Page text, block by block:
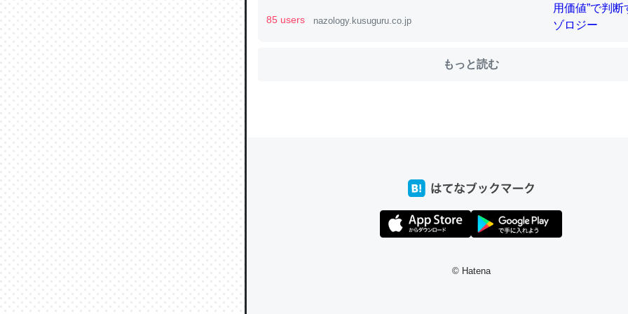
ウチもEchoを実家に置いて４年。でたまに覗いてる。ぼちぼちRingも置こうか
ちょうど同じ理由でEcho Show 8を設定中でした。PrimeとかSpotifyを支払う
きる。一生で親と会える残り時間を日数にすると1週間とかの人が多いそうだけ
─たまにLINEするくらいだった遠方の父67歳と僕。ITツール導入でコミュニケーションが劇的
85 users nazology.kusuguru.co.jp
もっと読む
© Hatena